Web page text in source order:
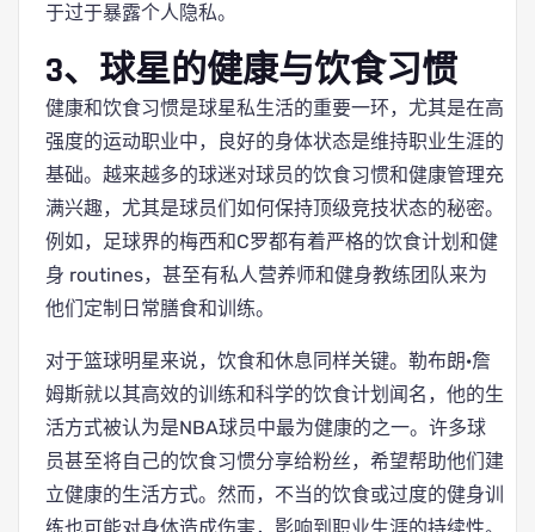
于过于暴露个人隐私。
3、球星的健康与饮食习惯
健康和饮食习惯是球星私生活的重要一环，尤其是在高
强度的运动职业中，良好的身体状态是维持职业生涯的
基础。越来越多的球迷对球员的饮食习惯和健康管理充
满兴趣，尤其是球员们如何保持顶级竞技状态的秘密。
例如，足球界的梅西和C罗都有着严格的饮食计划和健
身 routines，甚至有私人营养师和健身教练团队来为
他们定制日常膳食和训练。
对于篮球明星来说，饮食和休息同样关键。勒布朗·詹
姆斯就以其高效的训练和科学的饮食计划闻名，他的生
活方式被认为是NBA球员中最为健康的之一。许多球
员甚至将自己的饮食习惯分享给粉丝，希望帮助他们建
立健康的生活方式。然而，不当的饮食或过度的健身训